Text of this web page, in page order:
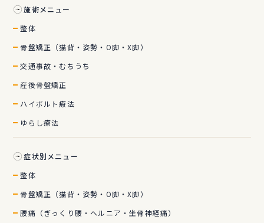
施術メニュー
整体
骨盤矯正（猫背・姿勢・O脚・X脚）
交通事故・むちうち
産後骨盤矯正
ハイボルト療法
ゆらし療法
症状別メニュー
整体
骨盤矯正（猫背・姿勢・O脚・X脚）
腰痛（ぎっくり腰・ヘルニア・坐骨神経痛）